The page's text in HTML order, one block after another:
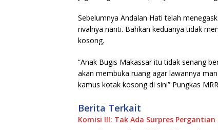
Sebelumnya Andalan Hati telah
rivalnya nanti. Bahkan keduanya tidak
kosong.
“Anak Bugis Makassar itu tidak senang
akan membuka ruang agar lawannya
kamus kotak kosong di sini” Pungkas
Berita Terkait
Komisi III: Tak Ada Surpres Pergantian